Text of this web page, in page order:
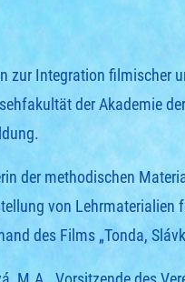
zur Integration filmischer
der Akademie
der methodischen
von Lehrmaterialien
des Films „Tonda,